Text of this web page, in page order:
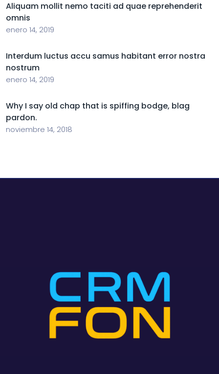
Aliquam mollit nemo taciti ad quae reprehenderit
omnis
enero 14, 2019
Interdum luctus accu samus habitant error nostra
nostrum
enero 14, 2019
Why I say old chap that is spiffing bodge, blag
pardon.
noviembre 14, 2018